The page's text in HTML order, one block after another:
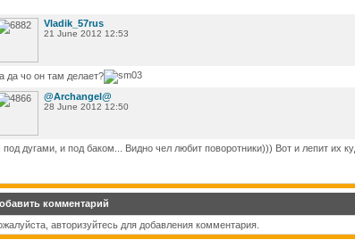
Vladik_57rus
21 June 2012 12:53
да чо он там делает?
@Archangel@
28 June 2012 12:50
под дугами, и под баком... Видно чел любит поворотники))) Вот и лепит их
комментарий
авторизуйтесь для добавления комментария.